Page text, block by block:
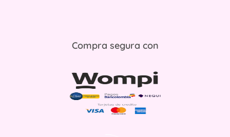
Compra segura con